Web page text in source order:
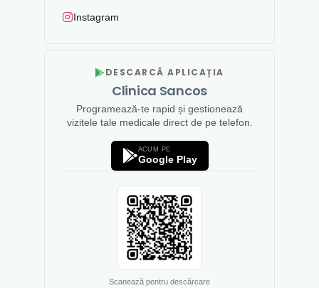
Instagram
DESCARCĂ APLICAȚIA
Clinica Sancos
Programează-te rapid și gestionează
vizitele tale medicale direct de pe telefon.
ACUM PE
Google Play
Scanează pentru descărcare